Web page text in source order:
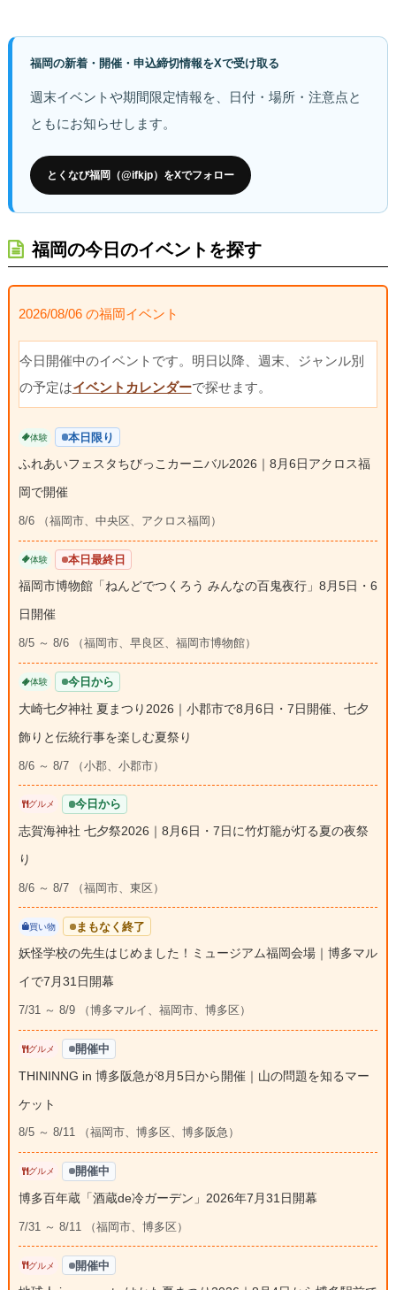
福岡の新着・開催・申込締切情報をXで受け取る
週末イベントや期間限定情報を、日付・場所・注意点と
ともにお知らせします。
とくなび福岡（@ifkjp）をXでフォロー
福岡の今日のイベントを探す
2026/08/06 の福岡イベント
今日開催中のイベントです。明日以降、週末、ジャンル別
の予定はイベントカレンダーで探せます。
体験 本日限り
ふれあいフェスタちびっこカーニバル2026｜8月6日アクロス福
岡で開催
8/6 （福岡市、中央区、アクロス福岡）
体験 本日最終日
福岡市博物館「ねんどでつくろう みんなの百鬼夜行」8月5日・6
日開催
8/5 ～ 8/6 （福岡市、早良区、福岡市博物館）
体験 今日から
大崎七夕神社 夏まつり2026｜小郡市で8月6日・7日開催、七夕
飾りと伝統行事を楽しむ夏祭り
8/6 ～ 8/7 （小郡、小郡市）
グルメ 今日から
志賀海神社 七夕祭2026｜8月6日・7日に竹灯籠が灯る夏の夜祭
り
8/6 ～ 8/7 （福岡市、東区）
買い物 まもなく終了
妖怪学校の先生はじめました！ミュージアム福岡会場｜博多マル
イで7月31日開幕
7/31 ～ 8/9 （博多マルイ、福岡市、博多区）
グルメ 開催中
THININNG in 博多阪急が8月5日から開催｜山の問題を知るマー
ケット
8/5 ～ 8/11 （福岡市、博多区、博多阪急）
グルメ 開催中
博多百年蔵「酒蔵de冷ガーデン」2026年7月31日開幕
7/31 ～ 8/11 （福岡市、博多区）
グルメ 開催中